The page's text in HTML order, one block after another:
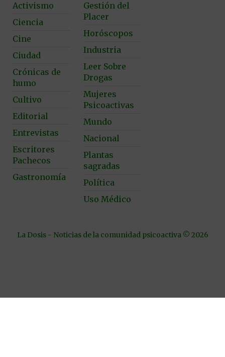
Activismo
Ciencia
Cine
Ciudad
Crónicas de
humo
Cultivo
Editorial
Entrevistas
Escritores
Pachecos
Gastronomía
Gestión del
Placer
Horóscopos
Industria
Leer Sobre
Drogas
Mujeres
Psicoactivas
Mundo
Nacional
Plantas
sagradas
Política
Uso Médico
La Dosis - Noticias de la comunidad psicoactiva © 2026